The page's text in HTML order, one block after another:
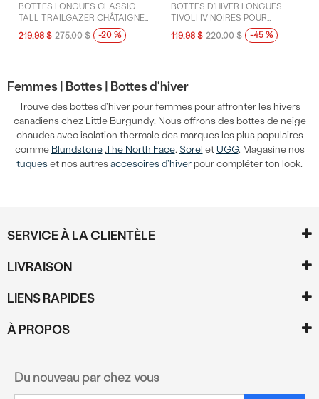
BOTTES LONGUES CLASSIC
TALL TRAILGAZER CHÂTAIGNE
POUR FEMMES
219,98 $ 275,00 $ -20 %
BOTTES D'HIVER LONGUES
TIVOLI IV NOIRES POUR
FEMMES
119,98 $ 220,00 $ -45 %
Femmes | Bottes | Bottes d'hiver
Trouve des bottes d'hiver pour femmes pour affronter les hivers
canadiens chez Little Burgundy. Nous offrons des bottes de neige
chaudes avec isolation thermale des marques les plus populaires
comme Blundstone,The North Face, Sorel et UGG. Magasine nos
tuqueset nos autresaccesoires d'hiver pour compléter ton look.
SERVICE À LA CLIENTÈLE
LIVRAISON
LIENS RAPIDES
À PROPOS
Du nouveau par chez vous